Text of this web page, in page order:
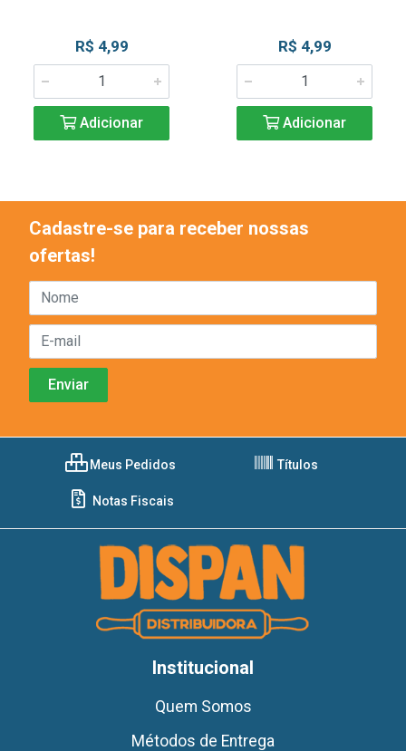
R$ 4,99
Adicionar
R$ 4,99
Adicionar
Cadastre-se para receber nossas
ofertas!
Meus Pedidos Títulos
Notas Fiscais
Institucional
Quem Somos
Métodos de Entrega